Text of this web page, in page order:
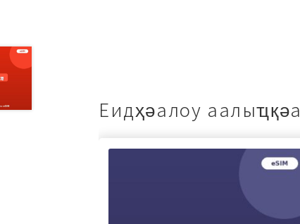
Еидҳәалоу аалыҵқәа